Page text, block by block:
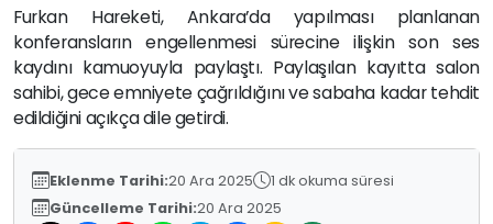
Furkan Hareketi, Ankara’da yapılması planlanan
konferansların engellenmesi sürecine ilişkin son ses
kaydını kamuoyuyla paylaştı. Paylaşılan kayıtta salon
sahibi, gece emniyete çağrıldığını ve sabaha kadar tehdit
edildiğini açıkça dile getirdi.
Eklenme Tarihi:20 Ara 2025
1 dk okuma süresi
Güncelleme Tarihi:20 Ara 2025